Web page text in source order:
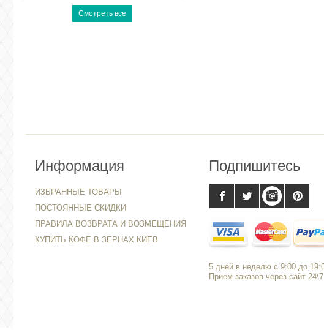
Информация
ИЗБРАННЫЕ ТОВАРЫ
ПОСТОЯННЫЕ СКИДКИ
ПРАВИЛА ВОЗВРАТА И ВОЗМЕЩЕНИЯ
КУПИТЬ КОФЕ В ЗЕРНАХ КИЕВ
Подпишитесь
5 дней в неделю с 9:00 до
Прием заказов через сайт 24\7